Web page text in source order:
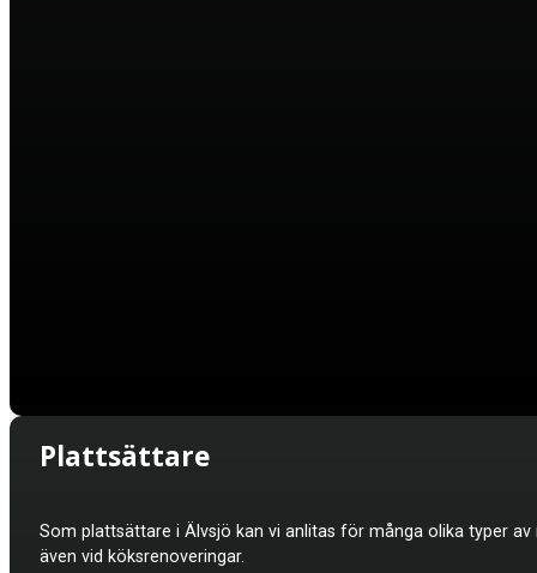
Plattsättare
Som plattsättare i Älvsjö kan vi anlitas för många olika typer
även vid köksrenoveringar.